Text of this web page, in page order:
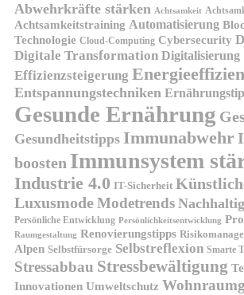
Abwehrkräfte stärken Achtsamkeit
Achtsamkeitstraining Automatisierung
Technologie Cloud-Computing Cybersecurity
Digitale Transformation Digitalisierung
Effizienzsteigerung
Entspannungstechniken
Gesunde Ernährung
Gesundheitstipps Immunabwehr
boosten Immunsystem
Industrie 4.0 IT-Sicherheit
LuxusmodeModetrends
Persönliche Entwicklung Persönlichkeitsentwicklung
Raumgestaltung Renovierungstipps
Alpen Selbstfürsorge Selbstreflexion Smarte
Stressabbau Stressbewältigung
Innovationen Umweltschutz